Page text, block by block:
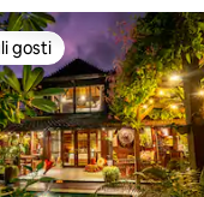
rangiranima s
gosti